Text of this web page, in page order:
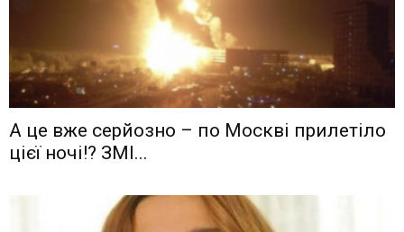
А це вже серйозно – по Москві прилетіло
цієї ночі!? ЗМІ...